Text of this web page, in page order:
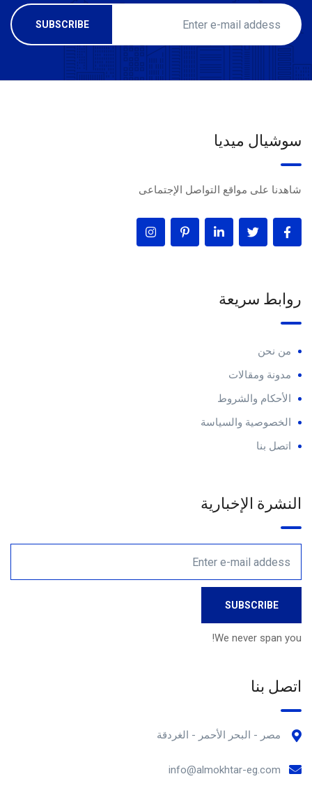
سوشيال ميديا
شاهدنا على مواقع التواصل الإجتماعى
روابط سريعة
من نحن
مدونة ومقالات
الأحكام والشروط
الخصوصية والسياسة
اتصل بنا
النشرة الإخبارية
We never span you!
اتصل بنا
مصر - البحر الأحمر - الغردقة
info@almokhtar-eg.com